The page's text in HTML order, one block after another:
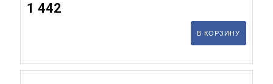
1 442
В КОРЗИНУ